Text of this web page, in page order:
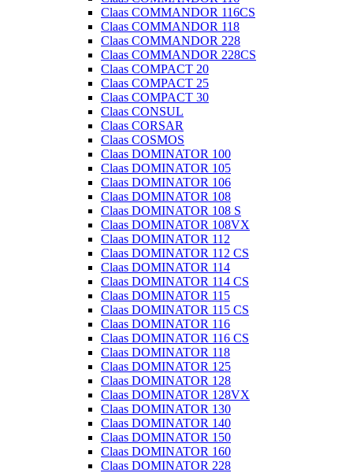
Claas COMMANDOR 116CS
Claas COMMANDOR 118
Claas COMMANDOR 228
Claas COMMANDOR 228CS
Claas COMPACT 20
Claas COMPACT 25
Claas COMPACT 30
Claas CONSUL
Claas CORSAR
Claas COSMOS
Claas DOMINATOR 100
Claas DOMINATOR 105
Claas DOMINATOR 106
Claas DOMINATOR 108
Claas DOMINATOR 108 S
Claas DOMINATOR 108VX
Claas DOMINATOR 112
Claas DOMINATOR 112 CS
Claas DOMINATOR 114
Claas DOMINATOR 114 CS
Claas DOMINATOR 115
Claas DOMINATOR 115 CS
Claas DOMINATOR 116
Claas DOMINATOR 116 CS
Claas DOMINATOR 118
Claas DOMINATOR 125
Claas DOMINATOR 128
Claas DOMINATOR 128VX
Claas DOMINATOR 130
Claas DOMINATOR 140
Claas DOMINATOR 150
Claas DOMINATOR 160
Claas DOMINATOR 228